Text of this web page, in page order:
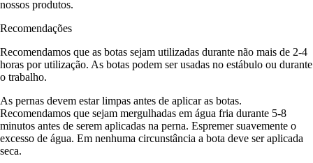
nossos produtos.
Recomendações
Recomendamos que as botas sejam utilizadas durante não mais de 2-4
horas por utilização. As botas podem ser usadas no estábulo ou durante
o trabalho.
As pernas devem estar limpas antes de aplicar as botas.
Recomendamos que sejam mergulhadas em água fria durante 5-8
minutos antes de serem aplicadas na perna. Espremer suavemente o
excesso de água. Em nenhuma circunstância a bota deve ser aplicada
seca.